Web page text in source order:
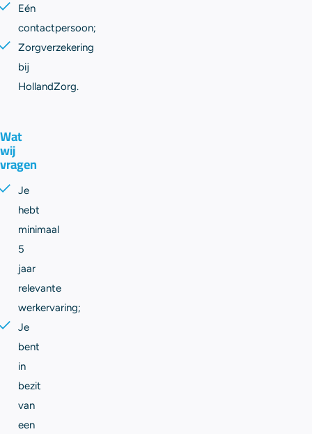
Eén
contactpersoon;
Zorgverzekering
bij
HollandZorg.
Wat
wij
vragen
Je
hebt
minimaal
5
jaar
relevante
werkervaring;
Je
bent
in
bezit
van
een